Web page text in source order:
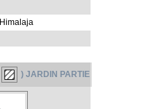
Himalaja
) JARDIN PARTIE